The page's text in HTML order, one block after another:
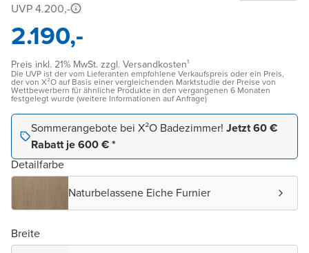
UVP 4.200,-
2.190,-
Preis inkl. 21% MwSt. zzgl. Versandkosten¹
Die UVP ist der vom Lieferanten empfohlene Verkaufspreis oder ein Preis,
der von X²O auf Basis einer vergleichenden Marktstudie der Preise von
Wettbewerbern für ähnliche Produkte in den vergangenen 6 Monaten
festgelegt wurde (weitere Informationen auf Anfrage)
Sommerangebote bei X²O Badezimmer! Jetzt 60 €
Rabatt je 600 € *
Detailfarbe
Naturbelassene Eiche Furnier
Breite